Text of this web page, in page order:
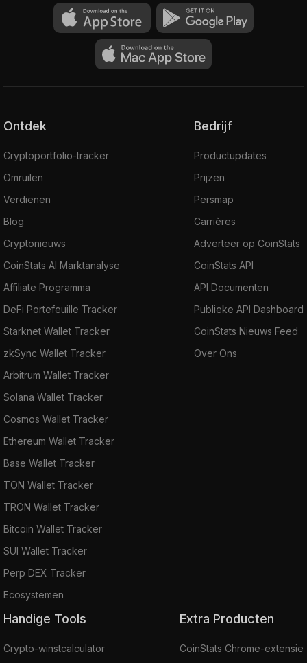
Ontdek
Cryptoportfolio-tracker
Omruilen
Verdienen
Blog
Cryptonieuws
CoinStats AI Marktanalyse
Affiliate Programma
DeFi Portefeuille Tracker
Starknet Wallet Tracker
zkSync Wallet Tracker
Arbitrum Wallet Tracker
Solana Wallet Tracker
Cosmos Wallet Tracker
Ethereum Wallet Tracker
Base Wallet Tracker
TON Wallet Tracker
TRON Wallet Tracker
Bitcoin Wallet Tracker
SUI Wallet Tracker
Perp DEX Tracker
Ecosystemen
Bedrijf
Productupdates
Prijzen
Persmap
Carrières
Adverteer op CoinStats
CoinStats API
API Documenten
Publieke API Dashboard
CoinStats Nieuws Feed
Over Ons
Handige Tools
Crypto-winstcalculator
Extra Producten
CoinStats Chrome-extensie